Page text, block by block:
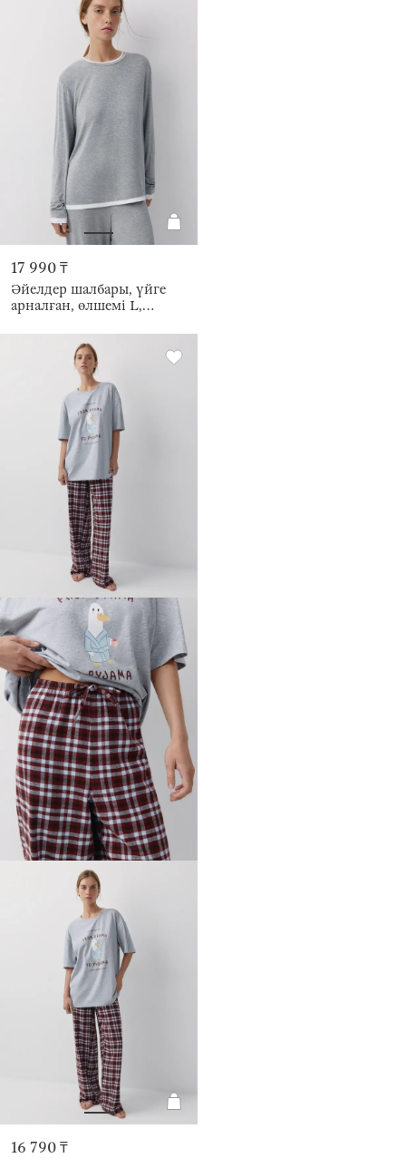
17 990 ₸
Әйелдер шалбары, үйге
арналған, өлшемі L,
Braith
16 790 ₸